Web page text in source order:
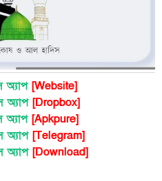
অ্যাপ[Website]
অ্যাপ[Dropbox]
অ্যাপ[Apkpure]
অ্যাপ[Telegram]
অ্যাপ[Download]